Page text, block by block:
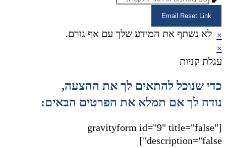
Email Reset Link
לא נשתף את המידע שלך עם אף גורם. ×
×
עגלת קניות
כדי שנוכל להתאים לך את ההצעה,
נודה לך אם תמלא את הפרטים הבאים:
[gravityform id="9" title="false"
description="false"]